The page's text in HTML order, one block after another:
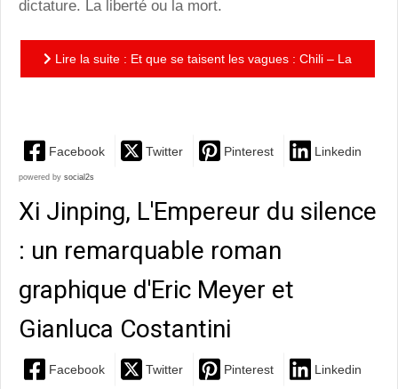
dictature. La liberté ou la mort.
Lire la suite : Et que se taisent les vagues : Chili – La
Facebook Twitter Pinterest Linkedin
powered by social2s
Xi Jinping, L'Empereur du silence
: un remarquable roman
graphique d'Eric Meyer et
Gianluca Costantini
Facebook Twitter Pinterest Linkedin